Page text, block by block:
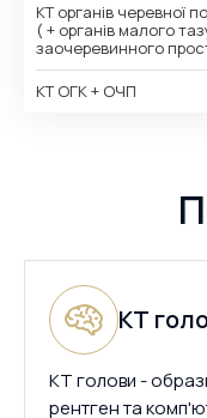
КТ органів черевної
( + органів малого
заочеревинного
КТ ОГК + ОЧП
КТ
КТ голови -
рентген та